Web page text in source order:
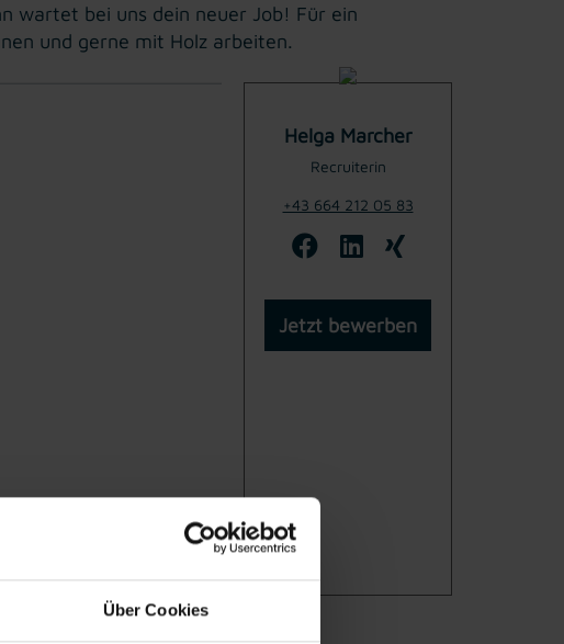
Über Cookies
wartet bei uns dein neuer Job! Für ein
und gerne mit Holz arbeiten.
Helga Marcher
Recruiterin
+43 664 212 05 83
Jetzt bewerben